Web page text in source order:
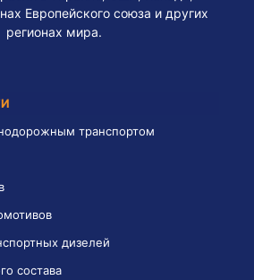
Европейского союза и других
регионах мира.
транспортом
дизелей
состава